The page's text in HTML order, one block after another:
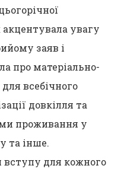
акцентувала увагу
заяв і
про матеріально-
всебічного
довкілля та
проживання у
та інше.
вступу для кожного